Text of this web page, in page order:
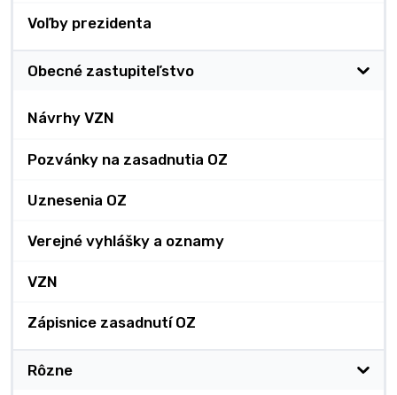
Voľby prezidenta
Obecné zastupiteľstvo
Návrhy VZN
Pozvánky na zasadnutia OZ
Uznesenia OZ
Verejné vyhlášky a oznamy
VZN
Zápisnice zasadnutí OZ
Rôzne